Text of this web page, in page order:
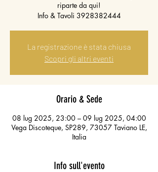
riparte da qui!
Info & Tavoli 3928382444
La registrazione è stata chiusa
Scopri gli altri eventi
Orario & Sede
08 lug 2025, 23:00 – 09 lug 2025, 04:00
Vega Discoteque, SP289, 73057 Taviano LE,
Italia
Info sull'evento